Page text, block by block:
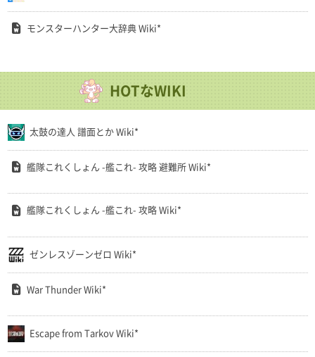
モンスターハンター大辞典 Wiki*
HOTなWIKI
太鼓の達人 譜面とか Wiki*
艦隊これくしょん -艦これ- 攻略 避難所 Wiki*
艦隊これくしょん -艦これ- 攻略 Wiki*
ゼンレスゾーンゼロ Wiki*
War Thunder Wiki*
Escape from Tarkov Wiki*